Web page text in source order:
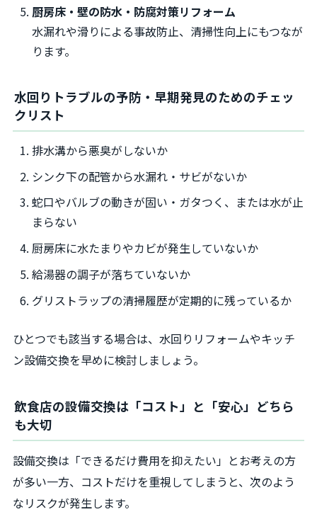
厨房床・壁の防水・防腐対策リフォーム
水漏れや滑りによる事故防止、清掃性向上にもつなが
ります。
水回りトラブルの予防・早期発見のためのチェッ
クリスト
排水溝から悪臭がしないか
シンク下の配管から水漏れ・サビがないか
蛇口やバルブの動きが固い・ガタつく、または水が止
まらない
厨房床に水たまりやカビが発生していないか
給湯器の調子が落ちていないか
グリストラップの清掃履歴が定期的に残っているか
ひとつでも該当する場合は、水回りリフォームやキッチ
ン設備交換を早めに検討しましょう。
飲食店の設備交換は「コスト」と「安心」どちら
も大切
設備交換は「できるだけ費用を抑えたい」とお考えの方
が多い一方、コストだけを重視してしまうと、次のよう
なリスクが発生します。